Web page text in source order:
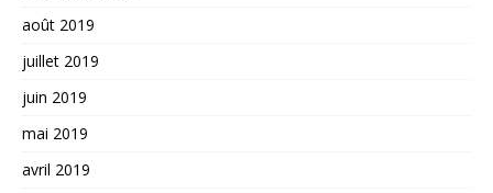
août 2019
juillet 2019
juin 2019
mai 2019
avril 2019